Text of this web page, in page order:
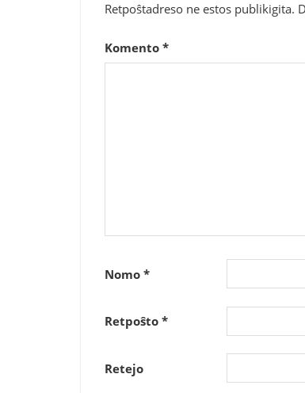
Retpoŝtadreso ne estos publikigita.
Komento *
Nomo *
Retpoŝto *
Retejo